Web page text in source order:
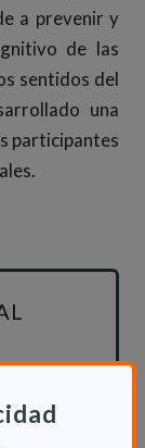
a prevenir y
de las
sentidos del
una
participantes